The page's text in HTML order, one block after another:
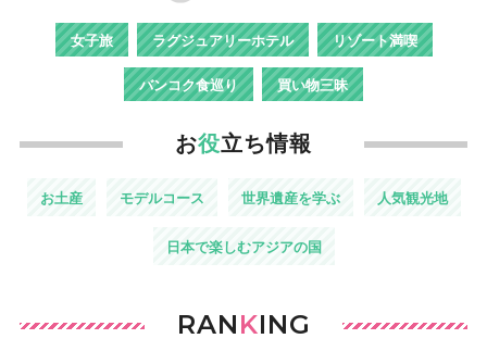
女子旅 ラグジュアリーホテル リゾート満喫
バンコク食巡り 買い物三昧
お役立ち情報
お土産 モデルコース 世界遺産を学ぶ 人気観光地
日本で楽しむアジアの国
RANKING